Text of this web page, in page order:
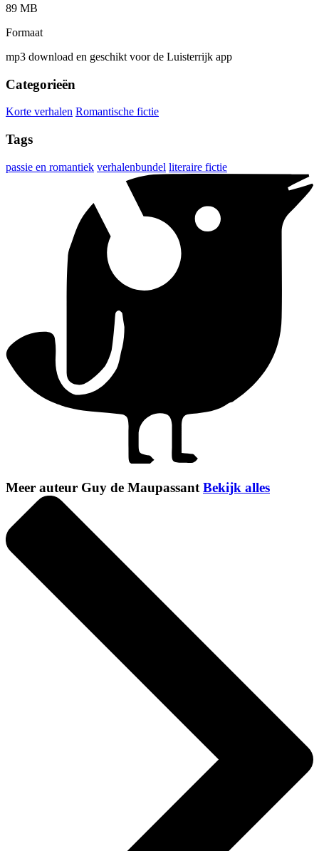
89 MB
Formaat
mp3 download en geschikt voor de Luisterrijk app
Categorieën
Korte verhalen Romantische fictie
Tags
passie en romantiek verhalenbundel literaire fictie
Meer auteur Guy de Maupassant Bekijk alles